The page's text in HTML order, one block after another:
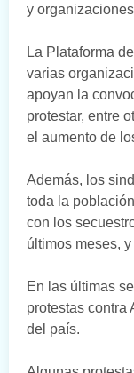
y
La Plataforma
varias
apoyan la
protestar, entre
el aumento de
Además, los
toda la
con los
últimos meses,
En las últimas
protestas contra
del país.